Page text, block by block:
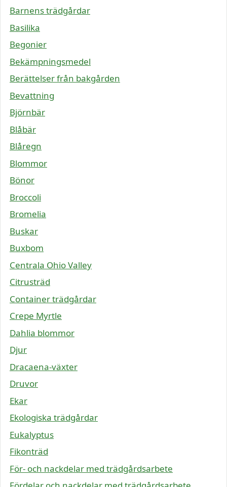
Barnens trädgårdar
Basilika
Begonier
Bekämpningsmedel
Berättelser från bakgården
Bevattning
Björnbär
Blåbär
Blåregn
Blommor
Bönor
Broccoli
Bromelia
Buskar
Buxbom
Centrala Ohio Valley
Citrusträd
Container trädgårdar
Crepe Myrtle
Dahlia blommor
Djur
Dracaena-växter
Druvor
Ekar
Ekologiska trädgårdar
Eukalyptus
Fikonträd
För- och nackdelar med trädgårdsarbete